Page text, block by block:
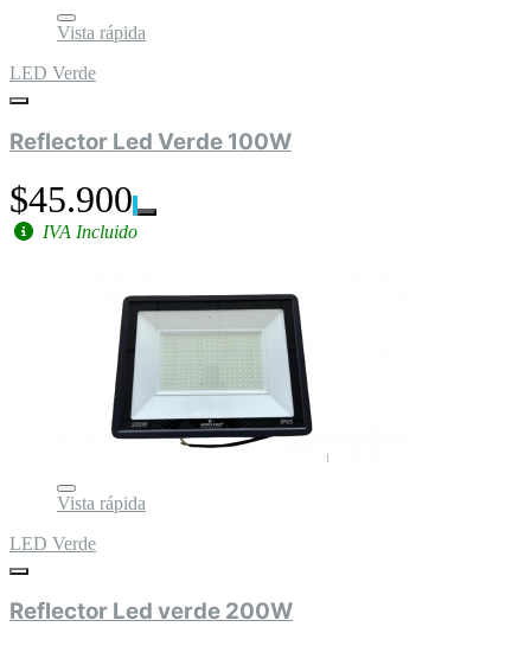
Vista rápida
LED Verde
Reflector Led Verde 100W
$45.900
IVA Incluido
Vista rápida
LED Verde
Reflector Led verde 200W